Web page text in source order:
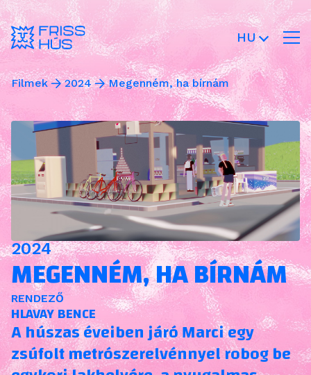
HU
Filmek 2024 Megenném, ha bírnám
2024
MEGENNÉM, HA BÍRNÁM
RENDEZŐ
HLAVAY BENCE
A húszas éveiben járó Marci egy
zsúfolt metrószerelvénnyel robog be